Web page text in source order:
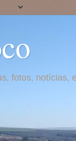
fotos,